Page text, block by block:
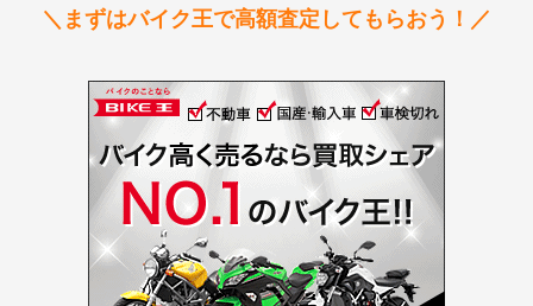
＼まずはバイク王で高額査定してもらおう！／